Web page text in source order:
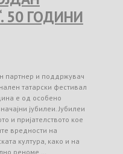
50 ГОДИНИ
партнер и поддржувач
татарски фестивал
е од особено
јубилеи. Јубилеи
и пријателството кое
вредности на
култура, како и на
реноме …